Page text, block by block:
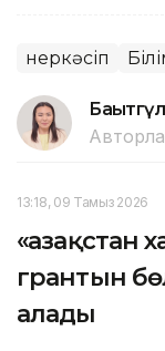
Өнеркәсіп
13:18, 09 Тамыз 2026
«Қазақстан
грантын
алады